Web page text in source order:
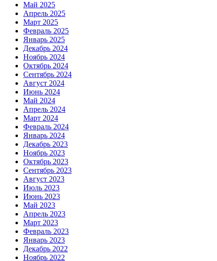
Май 2025
Апрель 2025
Март 2025
Февраль 2025
Январь 2025
Декабрь 2024
Ноябрь 2024
Октябрь 2024
Сентябрь 2024
Август 2024
Июнь 2024
Май 2024
Апрель 2024
Март 2024
Февраль 2024
Январь 2024
Декабрь 2023
Ноябрь 2023
Октябрь 2023
Сентябрь 2023
Август 2023
Июль 2023
Июнь 2023
Май 2023
Апрель 2023
Март 2023
Февраль 2023
Январь 2023
Декабрь 2022
Ноябрь 2022